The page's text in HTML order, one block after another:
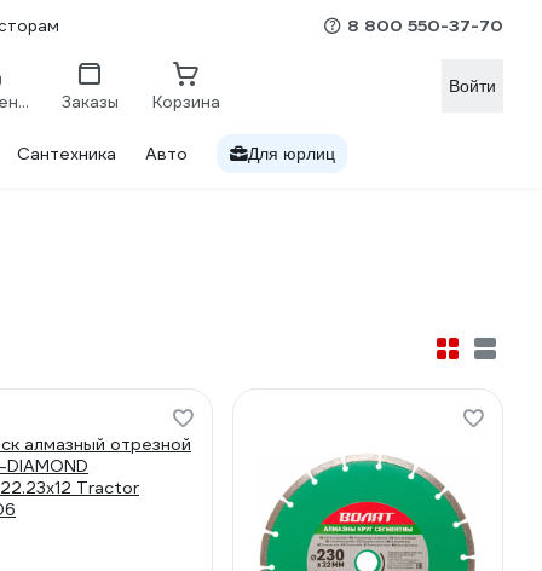
8 800 550-37-70
Сравнение Заказы Корзина
Войти
Сантехника Авто Для юрлиц